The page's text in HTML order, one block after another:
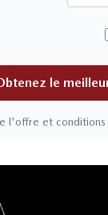
le
l'offre et conditions